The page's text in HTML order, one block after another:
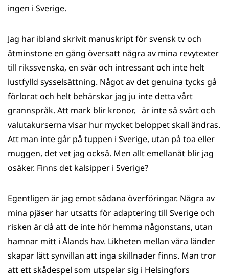
ingen i Sverige.
Jag har ibland skrivit manuskript för svensk tv och
åtminstone en gång översatt några av mina revytexter
till rikssvenska, en svår och intressant och inte helt
lustfylld sysselsättning. Något av det genuina tycks gå
förlorat och helt behärskar jag ju inte detta vårt
grannspråk. Att mark blir kronor, är inte så svårt och
valutakurserna visar hur mycket beloppet skall ändras.
Att man inte går på tuppen i Sverige, utan på toa eller
muggen, det vet jag också. Men allt emellanåt blir jag
osäker. Finns det kalsipper i Sverige?
Egentligen är jag emot sådana överföringar. Några av
mina pjäser har utsatts för adaptering till Sverige och
risken är då att de inte hör hemma någonstans, utan
hamnar mitt i Ålands hav. Likheten mellan våra länder
skapar lätt synvillan att inga skillnader finns. Man tror
att ett skådespel som utspelar sig i Helsingfors